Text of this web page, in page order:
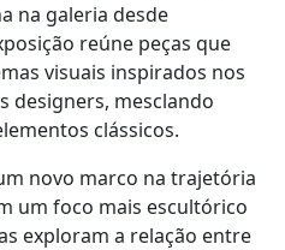
na galeria desde
reúne peças que
visuais inspirados nos
designers, mesclando
clássicos.
novo marco na trajetória
um foco mais escultórico
exploram a relação entre